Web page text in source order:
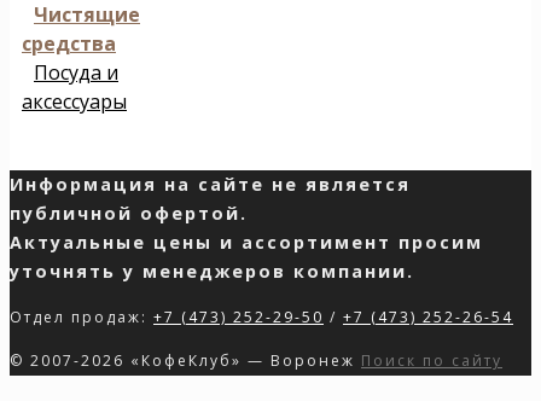
Чистящие
средства
Посуда и
аксессуары
Информация на сайте не является
публичной офертой.
Актуальные цены и ассортимент просим
уточнять у менеджеров компании.
Отдел продаж: +7 (473) 252-29-50 / +7 (473) 252-26-54
© 2007-2026 «КофеКлуб» — Воронеж Поиск по сайту